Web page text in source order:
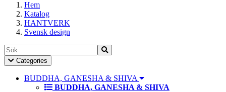
Hem
Katalog
HANTVERK
Svensk design
Toggle
Navigation
Categories
BUDDHA, GANESHA & SHIVA
BUDDHA, GANESHA & SHIVA